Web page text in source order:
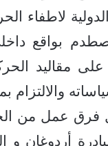
لاطفاء
بواقع
على مقاليد
والالتزام
فرق عمل من
أردوغان و